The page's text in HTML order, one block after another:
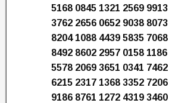
5168 0845 1321 2569
3762 2656 0652 9038
8204 1088 4439 5835
8492 8602 2957 0158
5578 2069 3651 0341
6215 2317 1368 3352
9186 8761 1272 4319